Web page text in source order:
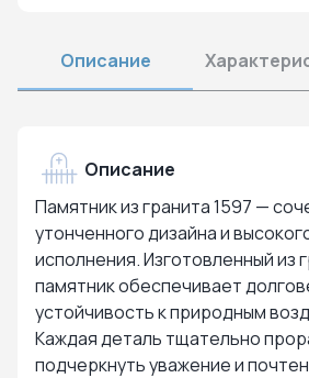
Описание
Описание
Памятник из гранита 1597 —
утонченного дизайна и
исполнения. Изготовленный из
памятник обеспечивает
устойчивость к природным
Каждая деталь тщательно
подчеркнуть уважение и